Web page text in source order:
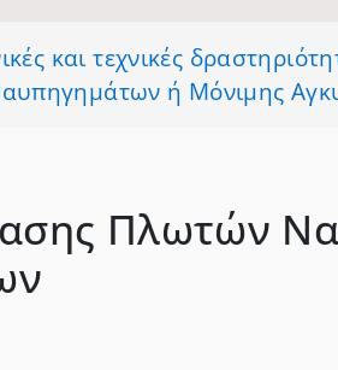
και τεχνικές
ή Μόνιμης
Πλωτών